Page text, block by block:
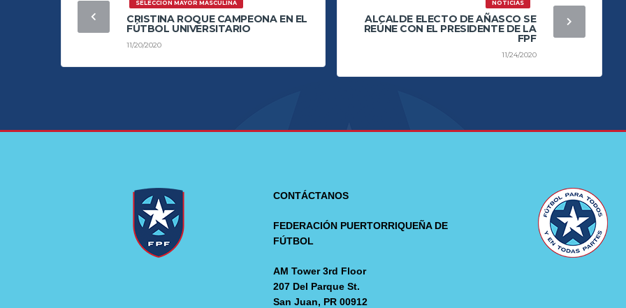
SELECCIÓN MAYOR MASCULINA
CRISTINA ROQUE CAMPEONA EN EL
FÚTBOL UNIVERSITARIO
11/20/2020
NOTICIAS
ALCALDE ELECTO DE AÑASCO SE
REÚNE CON EL PRESIDENTE DE LA
FPF
11/24/2020
CONTÁCTANOS
FEDERACIÓN PUERTORRIQUEÑA DE
FÚTBOL
AM Tower 3rd Floor
207 Del Parque St.
San Juan, PR 00912